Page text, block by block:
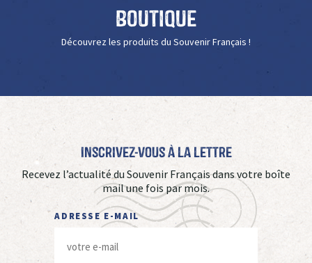
Boutique
Découvrez les produits du Souvenir Français !
Inscrivez-vous à La Lettre
Recevez l’actualité du Souvenir Français dans votre boîte
mail une fois par mois.
ADRESSE E-MAIL